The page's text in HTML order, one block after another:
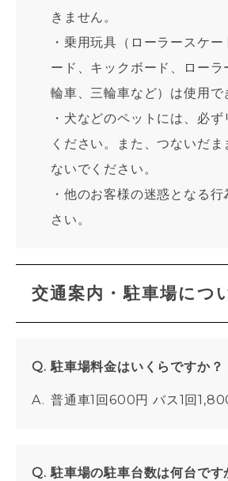
きません。
・乗用玩具（ローラースケ
ード、キックボード、ローラ
輪車、三輪車など）は使用で
・犬などのペットには、必
ください。また、つないだ
ないでください。
・他のお客様の迷惑となる
さい。
交通案内・駐車場につ
駐車場料金はいくらですか？
普通車1回600円 バス1回
駐車場の駐車台数は何台です